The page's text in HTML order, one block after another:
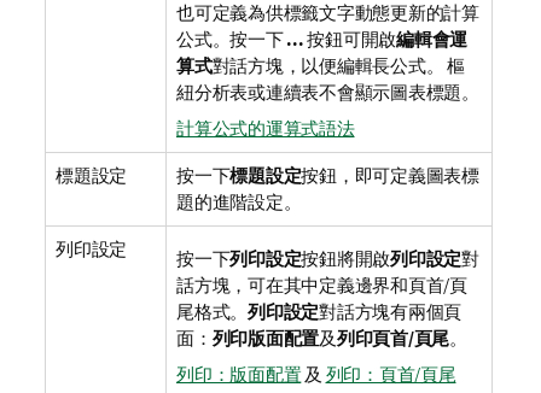
也可定義為供標籤文字動態更新的計算
公式。按一下...按鈕可開啟編輯會運
算式對話方塊，以便編輯長公式。 樞
紐分析表或連續表不會顯示圖表標題。
計算公式的運算式語法
標題設定 按一下標題設定按鈕，即可定義圖表標
題的進階設定。
列印設定 按一下列印設定按鈕將開啟列印設定對
話方塊，可在其中定義邊界和頁首/頁
尾格式。 列印設定對話方塊有兩個頁
面： 列印版面配置及列印頁首/頁尾。
列印：版面配置及 列印：頁首/頁尾